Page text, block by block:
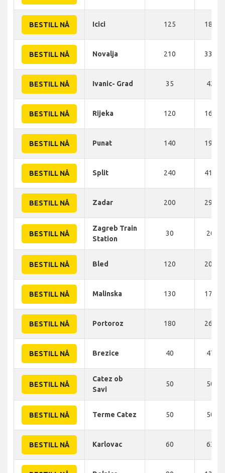
BESTILL NÅ Icici 125 182
BESTILL NÅ Novalja 210 334
BESTILL NÅ Ivanic- Grad 35 42
BESTILL NÅ Rijeka 120 166
BESTILL NÅ Punat 140 196
BESTILL NÅ Split 240 414
BESTILL NÅ Zadar 200 290
BESTILL NÅ
Zagreb Train
Station
30 20
BESTILL NÅ Bled 120 203
BESTILL NÅ Malinska 130 178
BESTILL NÅ Portoroz 180 261
BESTILL NÅ Brezice 40 47
BESTILL NÅ
Catez ob
Savi
50 50
BESTILL NÅ Terme Catez 50 50
BESTILL NÅ Karlovac 60 63